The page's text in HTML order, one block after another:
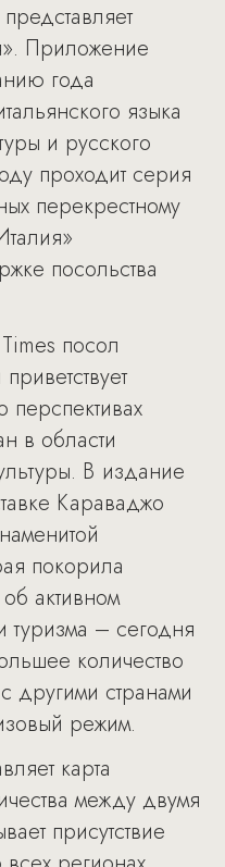
Приложение
года
языка
и русского
проходит серия
перекрестному
посольства
посол
перспективах
в области
В издание
Караваджо
покорила
активном
туризма – сегодня
количество
другими странами
режим.
карта
между двумя
присутствие